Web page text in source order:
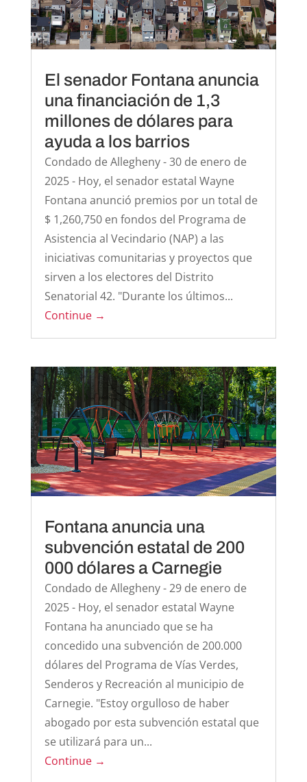
El senador Fontana anuncia
una financiación de 1,3
millones de dólares para
ayuda a los barrios
Condado de Allegheny - 30 de enero de
2025 - Hoy, el senador estatal Wayne
Fontana anunció premios por un total de
$ 1,260,750 en fondos del Programa de
Asistencia al Vecindario (NAP) a las
iniciativas comunitarias y proyectos que
sirven a los electores del Distrito
Senatorial 42. "Durante los últimos...
Continue →
Fontana anuncia una
subvención estatal de 200
000 dólares a Carnegie
Condado de Allegheny - 29 de enero de
2025 - Hoy, el senador estatal Wayne
Fontana ha anunciado que se ha
concedido una subvención de 200.000
dólares del Programa de Vías Verdes,
Senderos y Recreación al municipio de
Carnegie. "Estoy orgulloso de haber
abogado por esta subvención estatal que
se utilizará para un...
Continue →